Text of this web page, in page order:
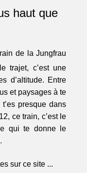
haut que
de la Jungfrau
trajet, c’est une
d’altitude. Entre
et paysages à te
presque dans
ce train, c’est le
qui te donne le
sur ce site ...